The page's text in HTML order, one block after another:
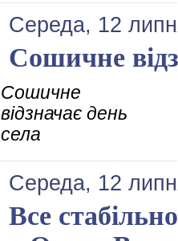
Середа, 12
Сошичне
Сошичне
відзначає день
села
Середа, 12
Все